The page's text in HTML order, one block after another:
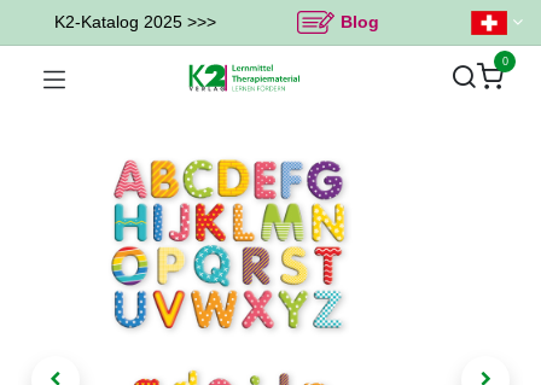
K2-Katalog 2025 >>> Blog
0